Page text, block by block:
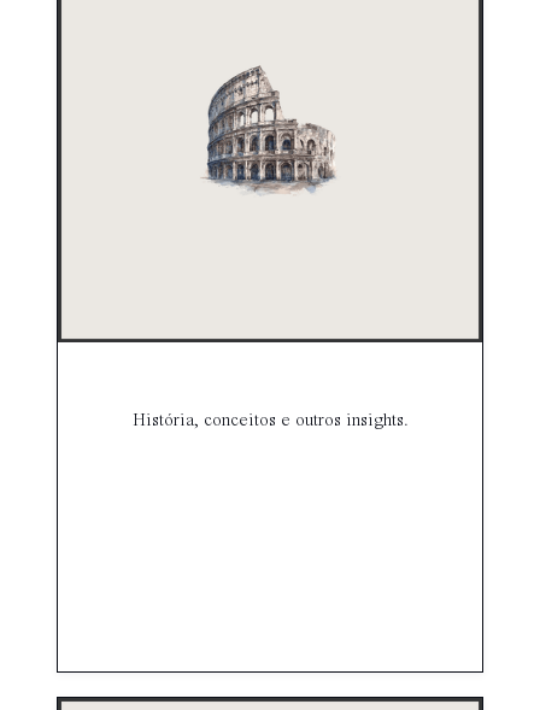
História, conceitos e outros insights.